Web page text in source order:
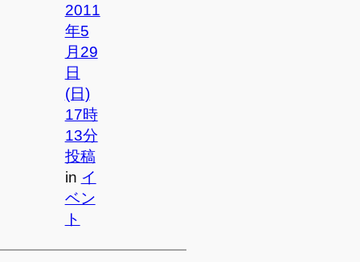
2011
年5
月29
日
(日)
17時
13分
投稿
in イ
ベン
ト